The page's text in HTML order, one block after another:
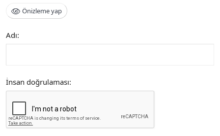
Önizleme yap
Adı
İnsan doğrulaması